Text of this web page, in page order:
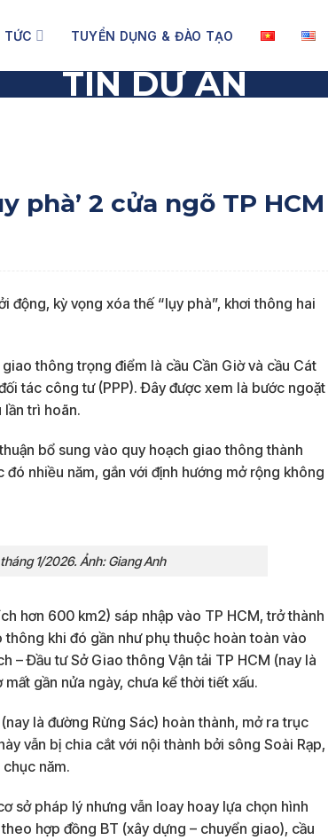
TỨC TUYỂN DỤNG & ĐÀO TẠO
TIN DỰ ÁN
phà’ 2 cửa ngõ TP HCM
động, kỳ vọng xóa thế “lụy phà”, khơi thông hai
thông trọng điểm là cầu Cần Giờ và cầu Cát
tác công tư (PPP). Đây được xem là bước ngoặt
trì hoãn.
bổ sung vào quy hoạch giao thông thành
nhiều năm, gắn với định hướng mở rộng không
1/2026. Ảnh: Giang Anh
hơn 600 km2) sáp nhập vào TP HCM, trở thành
khi đó gần như phụ thuộc hoàn toàn vào
– Đầu tư Sở Giao thông Vận tải TP HCM (nay là
gần nửa ngày, chưa kể thời tiết xấu.
là đường Rừng Sác) hoàn thành, mở ra trục
vẫn bị chia cắt với nội thành bởi sông Soài Rạp,
năm.
sở pháp lý nhưng vẫn loay hoay lựa chọn hình
hợp đồng BT (xây dựng – chuyển giao), cầu